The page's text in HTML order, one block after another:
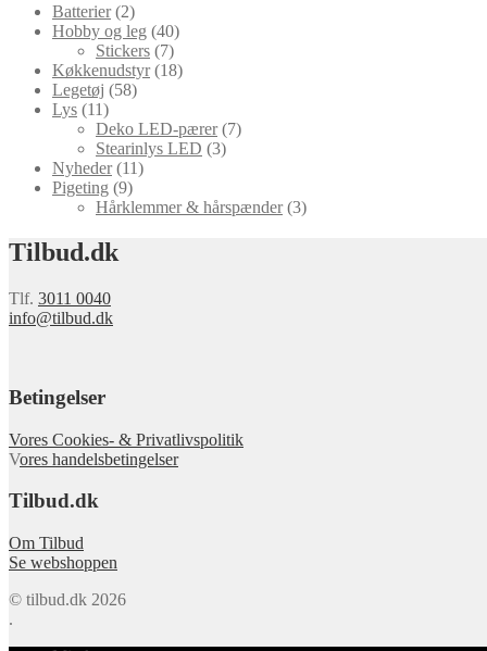
Batterier (2)
Hobby og leg (40)
Stickers (7)
Køkkenudstyr (18)
Legetøj (58)
Lys (11)
Deko LED-pærer (7)
Stearinlys LED (3)
Nyheder (11)
Pigeting (9)
Hårklemmer & hårspænder (3)
Tilbud.dk
Tlf. 3011 0040
info@tilbud.dk
Betingelser
Vores Cookies- & Privatlivspolitik
Vores handelsbetingelser
Tilbud.dk
Om Tilbud
Se webshoppen
© tilbud.dk 2026
.